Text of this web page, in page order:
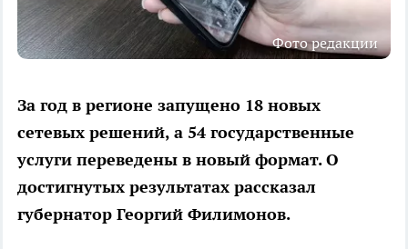
Фото редакции
За год в регионе запущено 18 новых
сетевых решений, а 54 государственные
услуги переведены в новый формат. О
достигнутых результатах рассказал
губернатор Георгий Филимонов.